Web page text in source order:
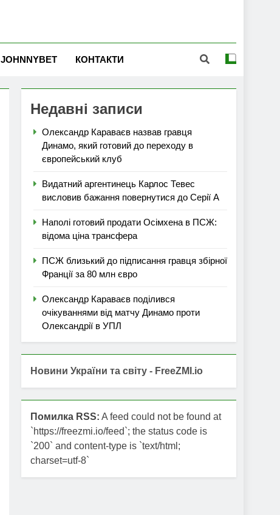
JOHNNYBET КОНТАКТИ
Недавні записи
Олександр Караваєв назвав гравця
Динамо, який готовий до переходу в
європейський клуб
Видатний аргентинець Карлос Тевес
висловив бажання повернутися до Серії А
Наполі готовий продати Осімхена в ПСЖ:
відома ціна трансфера
ПСЖ близький до підписання гравця збірної
Франції за 80 млн євро
Олександр Караваєв поділився
очікуваннями від матчу Динамо проти
Олександрії в УПЛ
Новини України та світу - FreeZMI.io
Помилка RSS: A feed could not be found at
`https://freezmi.io/feed`; the status code is
`200` and content-type is `text/html;
charset=utf-8`